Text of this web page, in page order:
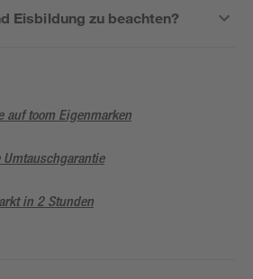
Eisbildung zu beachten?
auf toom Eigenmarken
Umtauschgarantie
in 2 Stunden